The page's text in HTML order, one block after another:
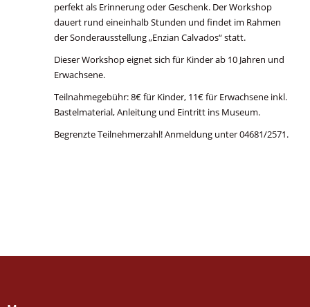
perfekt als Erinnerung oder Geschenk. Der Workshop
dauert rund eineinhalb Stunden und findet im Rahmen
der Sonderausstellung „Enzian Calvados“ statt.
Dieser Workshop eignet sich für Kinder ab 10 Jahren und
Erwachsene.
Teilnahmegebühr: 8€ für Kinder, 11€ für Erwachsene inkl.
Bastelmaterial, Anleitung und Eintritt ins Museum.
Begrenzte Teilnehmerzahl! Anmeldung unter 04681/2571.